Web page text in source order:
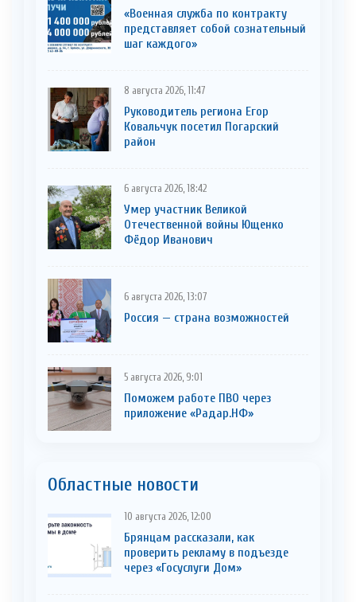
«Военная служба по контракту
представляет собой сознательный
шаг каждого»
8 августа 2026, 11:47
Руководитель региона Егор
Ковальчук посетил Погарский
район
6 августа 2026, 18:42
Умер участник Великой
Отечественной войны Ющенко
Фёдор Иванович
6 августа 2026, 13:07
Россия — страна возможностей
5 августа 2026, 9:01
Поможем работе ПВО через
приложение «Радар.НФ»
Областные новости
10 августа 2026, 12:00
Брянцам рассказали, как
проверить рекламу в подъезде
через «Госуслуги Дом»